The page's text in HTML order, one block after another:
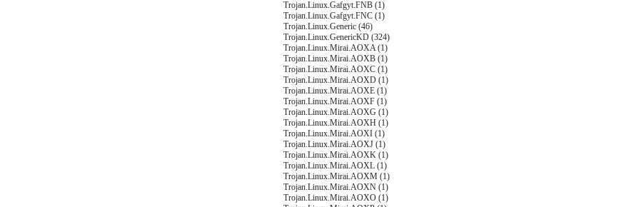
Trojan.Linux.Gafgyt.FNB (1)
Trojan.Linux.Gafgyt.FNC (1)
Trojan.Linux.Generic (46)
Trojan.Linux.GenericKD (324)
Trojan.Linux.Mirai.AOXA (1)
Trojan.Linux.Mirai.AOXB (1)
Trojan.Linux.Mirai.AOXC (1)
Trojan.Linux.Mirai.AOXD (1)
Trojan.Linux.Mirai.AOXE (1)
Trojan.Linux.Mirai.AOXF (1)
Trojan.Linux.Mirai.AOXG (1)
Trojan.Linux.Mirai.AOXH (1)
Trojan.Linux.Mirai.AOXI (1)
Trojan.Linux.Mirai.AOXJ (1)
Trojan.Linux.Mirai.AOXK (1)
Trojan.Linux.Mirai.AOXL (1)
Trojan.Linux.Mirai.AOXM (1)
Trojan.Linux.Mirai.AOXN (1)
Trojan.Linux.Mirai.AOXO (1)